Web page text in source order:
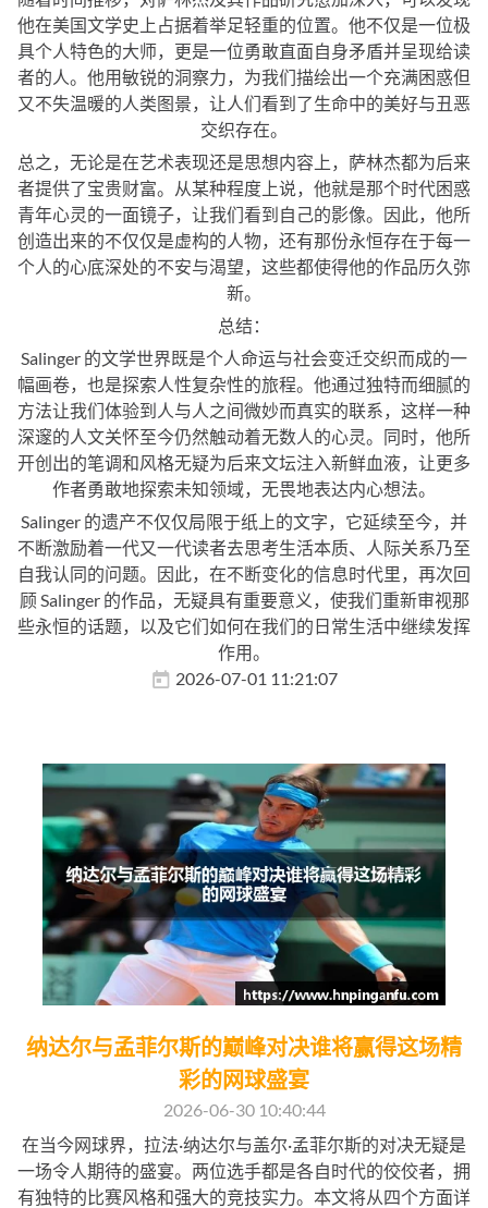
他在美国文学史上占据着举足轻重的位置。他不仅是一位极
具个人特色的大师，更是一位勇敢直面自身矛盾并呈现给读
者的人。他用敏锐的洞察力，为我们描绘出一个充满困惑但
又不失温暖的人类图景，让人们看到了生命中的美好与丑恶
交织存在。
总之，无论是在艺术表现还是思想内容上，萨林杰都为后来
者提供了宝贵财富。从某种程度上说，他就是那个时代困惑
青年心灵的一面镜子，让我们看到自己的影像。因此，他所
创造出来的不仅仅是虚构的人物，还有那份永恒存在于每一
个人的心底深处的不安与渴望，这些都使得他的作品历久弥
新。
总结：
Salinger 的文学世界既是个人命运与社会变迁交织而成的一
幅画卷，也是探索人性复杂性的旅程。他通过独特而细腻的
方法让我们体验到人与人之间微妙而真实的联系，这样一种
深邃的人文关怀至今仍然触动着无数人的心灵。同时，他所
开创出的笔调和风格无疑为后来文坛注入新鲜血液，让更多
作者勇敢地探索未知领域，无畏地表达内心想法。
Salinger 的遗产不仅仅局限于纸上的文字，它延续至今，并
不断激励着一代又一代读者去思考生活本质、人际关系乃至
自我认同的问题。因此，在不断变化的信息时代里，再次回
顾 Salinger 的作品，无疑具有重要意义，使我们重新审视那
些永恒的话题，以及它们如何在我们的日常生活中继续发挥
作用。
2026-07-01 11:21:07
纳达尔与孟菲尔斯的巅峰对决谁将赢得这场精
彩的网球盛宴
2026-06-30 10:40:44
在当今网球界，拉法·纳达尔与盖尔·孟菲尔斯的对决无疑是
一场令人期待的盛宴。两位选手都是各自时代的佼佼者，拥
有独特的比赛风格和强大的竞技实力。本文将从四个方面详